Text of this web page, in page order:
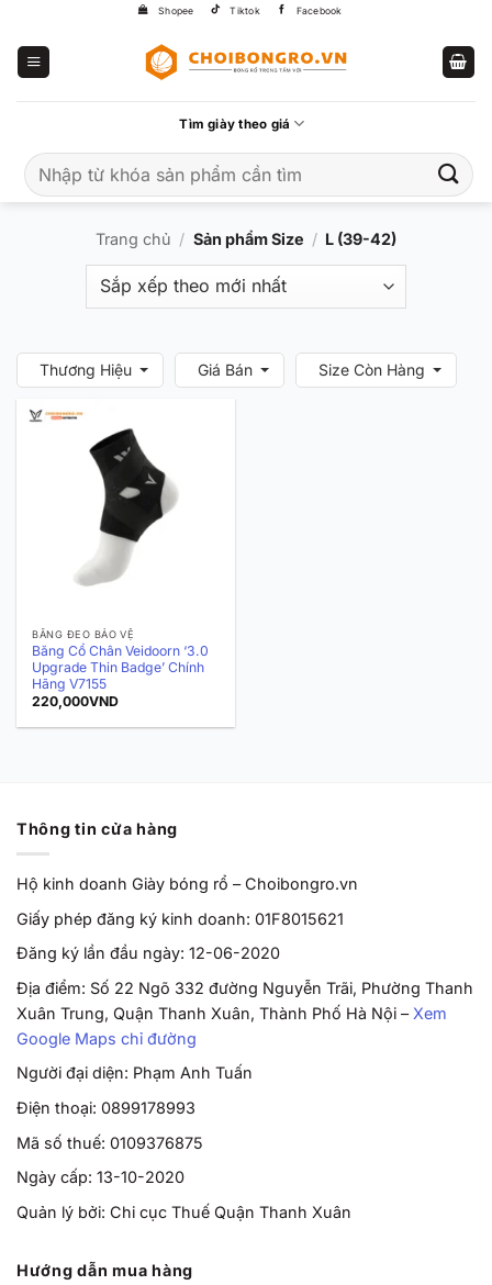
Shopee Tiktok Facebook
Tìm giày theo giá
kiếm:
Trang chủ / Sản phẩm Size / L (39-42)
Thương Hiệu Giá Bán Size Còn Hàng
BĂNG ĐEO BẢO VỆ
Băng Cổ Chân Veidoorn ‘3.0
Upgrade Thin Badge’ Chính
Hãng V7155
220,000VND
Thông tin cửa hàng
Hộ kinh doanh Giày bóng rổ – Choibongro.vn
Giấy phép đăng ký kinh doanh: 01F8015621
Đăng ký lần đầu ngày: 12-06-2020
Địa điểm: Số 22 Ngõ 332 đường Nguyễn Trãi, Phường Thanh
Xuân Trung, Quận Thanh Xuân, Thành Phố Hà Nội – Xem
Google Maps chỉ đường
Người đại diện: Phạm Anh Tuấn
Điện thoại: 0899178993
Mã số thuế: 0109376875
Ngày cấp: 13-10-2020
Quản lý bởi: Chi cục Thuế Quận Thanh Xuân
Hướng dẫn mua hàng